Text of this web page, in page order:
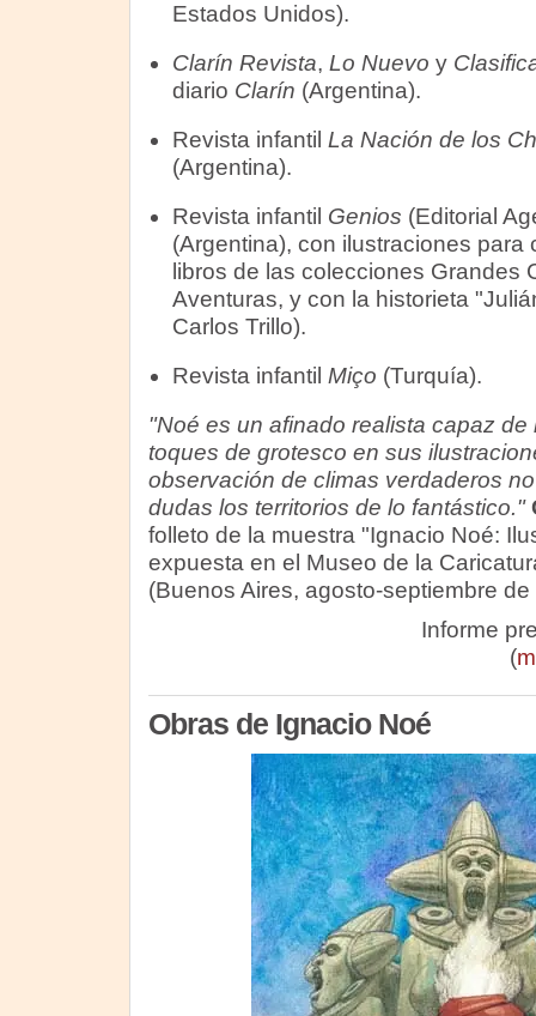
Estados Unidos).
Clarín Revista, Lo Nuevo y
diario Clarín (Argentina).
Revista infantil La Nación de los
(Argentina).
Revista infantil Genios (Editorial
(Argentina), con ilustraciones para
libros de las colecciones Grandes
Aventuras, y con la historieta
Carlos Trillo).
Revista infantil Miço (Turquía).
"Noé es un afinado realista capaz
toques de grotesco en sus
observación de climas verdaderos
dudas los territorios de lo fantástico."
folleto de la muestra "Ignacio Noé:
expuesta en el Museo de la
(Buenos Aires, agosto-septiembre de
Informe
(
Obras de Ignacio Noé